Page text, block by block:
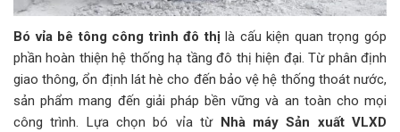
Bó vỉa bê tông công trình đô thị là cấu kiện quan trọng góp
phần hoàn thiện hệ thống hạ tầng đô thị hiện đại. Từ phân định
giao thông, ổn định lát hè cho đến bảo vệ hệ thống thoát nước,
sản phẩm mang đến giải pháp bền vững và an toàn cho mọi
công trình. Lựa chọn bó vỉa từ Nhà máy Sản xuất VLXD